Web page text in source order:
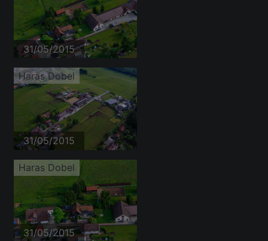
31/05/2015
Haras Dobel
31/05/2015
Haras Dobel
31/05/2015